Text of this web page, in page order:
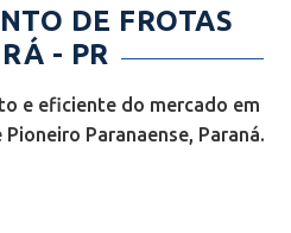
DE FROTAS
- PR
e eficiente do mercado em
Paranaense, Paraná.